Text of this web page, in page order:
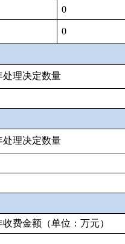
0
0
处理决定数量
处理决定数量
收费金额（单位：万元）